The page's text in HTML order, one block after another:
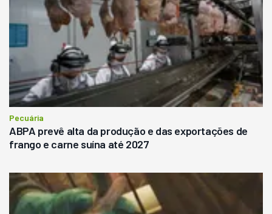
Pecuária
ABPA prevê alta da produção e das exportações de
frango e carne suína até 2027